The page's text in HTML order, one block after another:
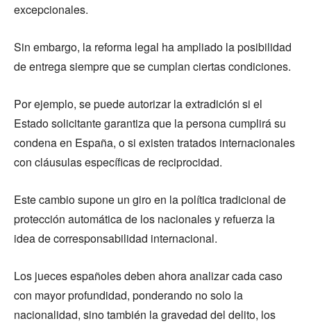
excepcionales.
Sin embargo, la reforma legal ha ampliado la posibilidad
de entrega siempre que se cumplan ciertas condiciones.
Por ejemplo, se puede autorizar la extradición si el
Estado solicitante garantiza que la persona cumplirá su
condena en España, o si existen tratados internacionales
con cláusulas específicas de reciprocidad.
Este cambio supone un giro en la política tradicional de
protección automática de los nacionales y refuerza la
idea de corresponsabilidad internacional.
Los jueces españoles deben ahora analizar cada caso
con mayor profundidad, ponderando no solo la
nacionalidad, sino también la gravedad del delito, los